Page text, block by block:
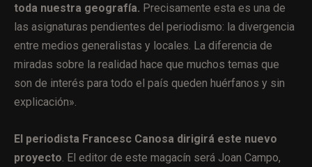
toda nuestra geografía. Precisamente esta es una de
las asignaturas pendientes del periodismo: la divergencia
entre medios generalistas y locales. La diferencia de
miradas sobre la realidad hace que muchos temas que
son de interés para todo el país queden huérfanos y sin
explicación».
El periodista Francesc Canosa dirigirá este nuevo
proyecto . El editor de este magacín será Joan Campo,